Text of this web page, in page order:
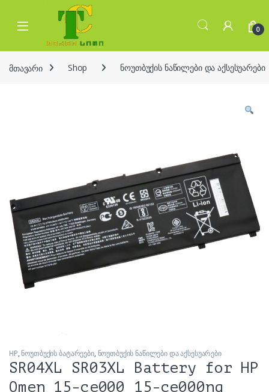
Skip to navigation
Skip to content
Open 0
მთავარი Shop ნოუთბუქის ნაწილები და აქსესუარები
HP,ნოუთბუქის ბატარეები, ნოუთბუქის ნაწილები და აქსესუარები
SR04XL SR03XL Battery for HP
Omen 15-ce000 15-ce000ng